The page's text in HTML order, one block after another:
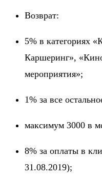
Возврат:
5% в категориях
Каршеринг»,
мероприятия»;
1% за все
максимум 3000 в
8% за оплаты в
31.08.2019);